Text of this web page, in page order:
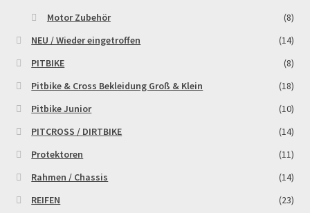
Motor Zubehör
(8)
NEU / Wieder eingetroffen
(14)
PITBIKE
(8)
Pitbike & Cross Bekleidung Groß & Klein
(18)
Pitbike Junior
(10)
PITCROSS / DIRTBIKE
(14)
Protektoren
(11)
Rahmen / Chassis
(14)
REIFEN
(23)